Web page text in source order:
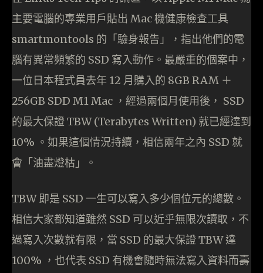
主要電腦的專業用戶貼出 Mac 機健康檢查工具
smartmontools 的「驗身報告」，指出他們的電
腦有異常頻繁的 SSD 寫入動作。最嚴重的個案中，
一位日本程式員去年 12 月購入的 8GB RAM ＋
256GB SDD M1 Mac ，經過兩個月使用後， SSD
的最大保證 TBW (Terabytes Written) 就已經達到
10% 。如果這個情況持續，相信兩年之內 SSD 就
會「油盡燈枯」。
TBW 即是 SSD 一生可以寫入多少個位元的總數。
相信大家都知道雖然 SSD 可以近乎無限次讀取，不
過寫入次數就有限，當 SSD 的最大保證 TBW 達
100% ，也代表 SSD 有機會隨時無法寫入資料而壽